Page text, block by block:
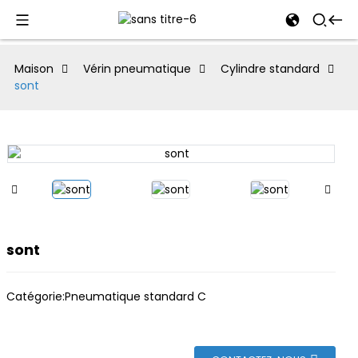
Maison Vérin pneumatique
Cylindre standard
sont
sont
Catégorie:Pneumatique standard C